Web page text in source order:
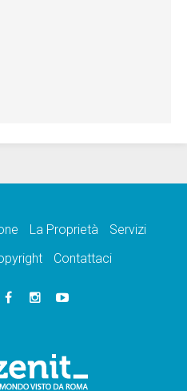
La Proprietà
Servizi
Contattaci